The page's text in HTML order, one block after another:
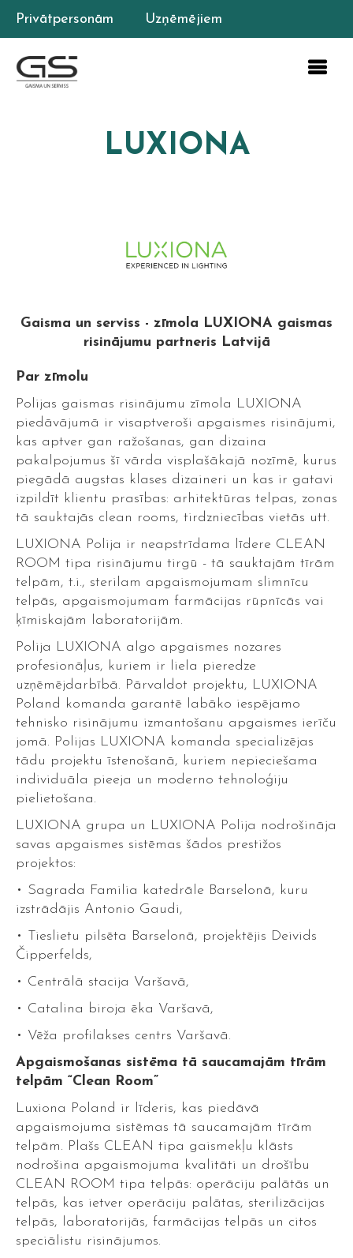
Privātpersonām Uzņēmējiem
LUXIONA
Gaisma un serviss - zīmola LUXIONA gaismas
risinājumu partneris Latvijā
Par zīmolu
Polijas gaismas risinājumu zīmola LUXIONA
piedāvājumā ir visaptveroši apgaismes risinājumi,
kas aptver gan ražošanas, gan dizaina
pakalpojumus šī vārda visplašākajā nozīmē, kurus
piegādā augstas klases dizaineri un kas ir gatavi
izpildīt klientu prasības: arhitektūras telpas, zonas
tā sauktajās clean rooms, tirdzniecības vietās utt.
LUXIONA Polija ir neapstrīdama līdere CLEAN
ROOM tipa risinājumu tirgū - tā sauktajām tīrām
telpām, t.i., sterilam apgaismojumam slimnīcu
telpās, apgaismojumam farmācijas rūpnīcās vai
ķīmiskajām laboratorijām.
Polija LUXIONA algo apgaismes nozares
profesionāļus, kuriem ir liela pieredze
uzņēmējdarbībā. Pārvaldot projektu, LUXIONA
Poland komanda garantē labāko iespējamo
tehnisko risinājumu izmantošanu apgaismes ierīču
jomā. Polijas LUXIONA komanda specializējas
tādu projektu īstenošanā, kuriem nepieciešama
individuāla pieeja un moderno tehnoloģiju
pielietošana.
LUXIONA grupa un LUXIONA Polija nodrošināja
savas apgaismes sistēmas šādos prestižos
projektos:
• Sagrada Familia katedrāle Barselonā, kuru
izstrādājis Antonio Gaudi,
• Tieslietu pilsēta Barselonā, projektējis Deivids
Čipperfelds,
• Centrālā stacija Varšavā,
• Catalina biroja ēka Varšavā,
• Vēža profilakses centrs Varšavā.
Apgaismošanas sistēma tā saucamajām tīrām
telpām “Clean Room”
Luxiona Poland ir līderis, kas piedāvā
apgaismojuma sistēmas tā saucamajām tīrām
telpām. Plašs CLEAN tipa gaismekļu klāsts
nodrošina apgaismojuma kvalitāti un drošību
CLEAN ROOM tipa telpās: operāciju palātās un
telpās, kas ietver operāciju palātas, sterilizācijas
telpās, laboratorijās, farmācijas telpās un citos
speciālistu risinājumos.